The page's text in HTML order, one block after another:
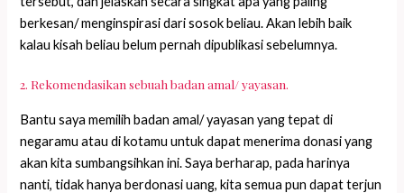
berkesan/ menginspirasi dari sosok beliau. Akan lebih baik
kalau kisah beliau belum pernah dipublikasi sebelumnya.
2. Rekomendasikan sebuah badan amal/ yayasan.
Bantu saya memilih badan amal/ yayasan yang tepat di
negaramu atau di kotamu untuk dapat menerima donasi yang
akan kita sumbangsihkan ini. Saya berharap, pada harinya
nanti, tidak hanya berdonasi uang, kita semua pun dapat terjun